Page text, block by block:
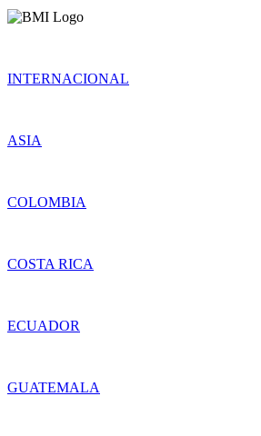
INTERNACIONAL
ASIA
COLOMBIA
COSTA RICA
ECUADOR
GUATEMALA